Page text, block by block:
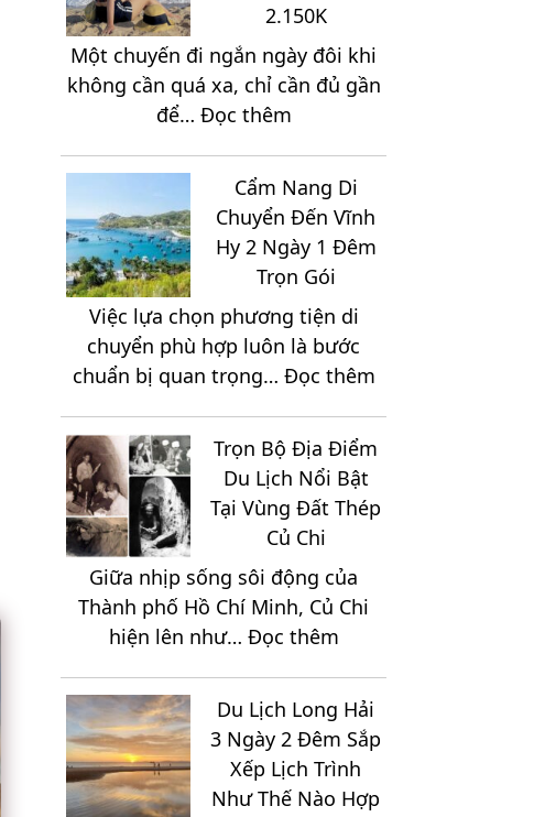
Ninh
Chữ
Ngày
Đêm
Ngày
2.150K
Một chuyến đi ngắn ngày đôi khi
không cần quá xa, chỉ cần đủ gần
để… Đọc thêm:
Tour
Du
Lịch
Hồ
Tràm
3
Ngày
2
Đêm
Giá
Chỉ
2.150K
Cẩm Nang Di
Chuyển Đến Vĩnh
Hy 2 Ngày 1 Đêm
Trọn Gói
Việc lựa chọn phương tiện di
chuyển phù hợp luôn là bước
chuẩn bị quan trọng… Đọc thêm:
Di
Đến
1
Trọn
Trọn Bộ Địa Điểm
Du Lịch Nổi Bật
Tại Vùng Đất Thép
Củ Chi
Giữa nhịp sống sôi động của
Thành phố Hồ Chí Minh, Củ Chi
hiện lên như… Đọc thêm:
Bộ
Địa
Điểm
Du
Du Lịch Long Hải
3 Ngày 2 Đêm Sắp
Xếp Lịch Trình
Như Thế Nào Hợp